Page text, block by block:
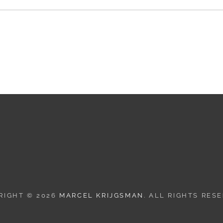
© 2026 MARCEL KRIJGSMAN . ALL RIGHTS